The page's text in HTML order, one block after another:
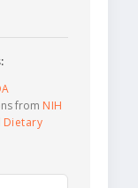
from NIH
Dietary